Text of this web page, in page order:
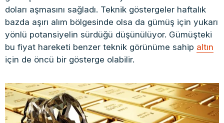
doları aşmasını sağladı. Teknik göstergeler haftalık
bazda aşırı alım bölgesinde olsa da gümüş için yukarı
yönlü potansiyelin sürdüğü düşünülüyor. Gümüşteki
bu fiyat hareketi benzer teknik görünüme sahip altın
için de öncü bir gösterge olabilir.